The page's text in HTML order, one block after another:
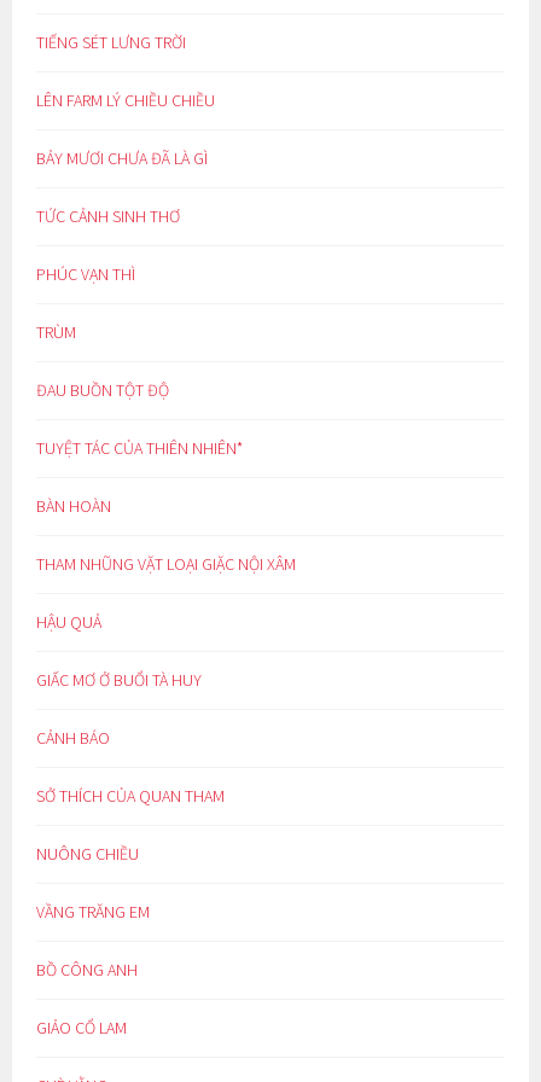
TIẾNG SÉT LƯNG TRỜI
LÊN FARM LÝ CHIỀU CHIỀU
BẢY MƯƠI CHƯA ĐÃ LÀ GÌ
TỨC CẢNH SINH THƠ
PHÚC VẠN THÌ
TRÙM
ĐAU BUỒN TỘT ĐỘ
TUYỆT TÁC CỦA THIÊN NHIÊN*
BÀN HOÀN
THAM NHŨNG VẶT LOẠI GIẶC NỘI XÂM
HẬU QUẢ
GIẤC MƠ Ở BUỔI TÀ HUY
CẢNH BÁO
SỞ THÍCH CỦA QUAN THAM
NUÔNG CHIỀU
VẦNG TRĂNG EM
BỒ CÔNG ANH
GIẢO CỔ LAM